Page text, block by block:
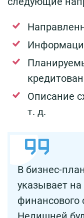
Описание
т. д.
В бизнес-
указывает на
финансового